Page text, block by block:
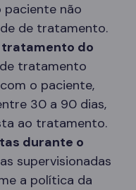
paciente não
de tratamento.
tratamento do
tratamento
o paciente,
30 a 90 dias,
ao tratamento.
durante o
supervisionadas
a política da